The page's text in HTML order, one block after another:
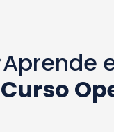
Curso